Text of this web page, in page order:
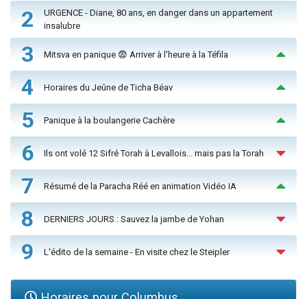
2
URGENCE - Diane, 80 ans, en danger dans un appartement
insalubre
3 Mitsva en panique 😨 Arriver à l'heure à la Téfila
4 Horaires du Jeûne de Ticha Béav
5 Panique à la boulangerie Cachère
6 Ils ont volé 12 Sifré Torah à Levallois… mais pas la Torah
7 Résumé de la Paracha Réé en animation Vidéo IA
8 DERNIERS JOURS : Sauvez la jambe de Yohan
9 L'édito de la semaine - En visite chez le Steipler